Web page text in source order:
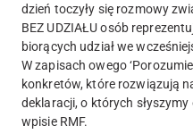
dzień toczyły się rozmowy
BEZ UDZIAŁU osób
biorących udział we
W zapisach owego
konkretów, które rozwiązują
deklaracji, o których
wpisie RMF.